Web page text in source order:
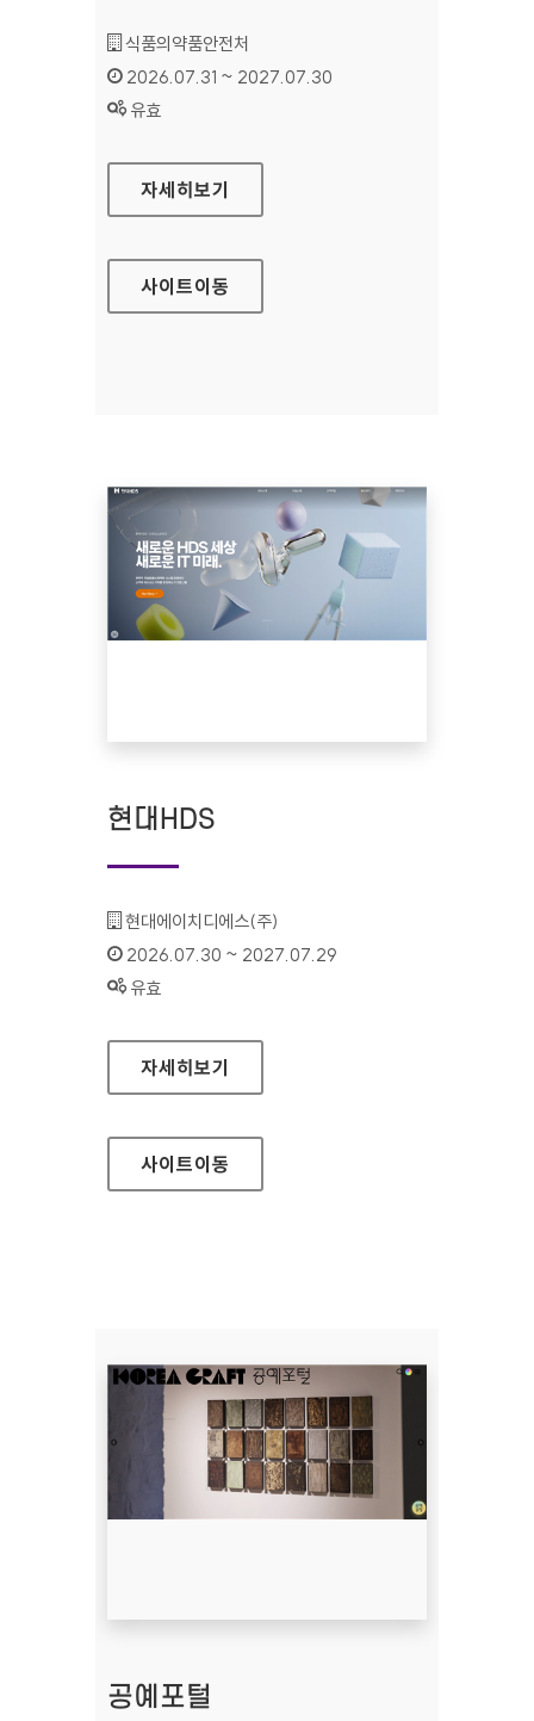
기관명 :
식품의약품안전처
인증기간 :
2026.07.31 ~ 2027.07.30
상태 :
유효
식품안전나라
자세히보기
사이트이동
현대HDS
기관명 :
현대에이치디에스(주)
인증기간 :
2026.07.30 ~ 2027.07.29
상태 :
유효
현대HDS
자세히보기
사이트이동
공예포털